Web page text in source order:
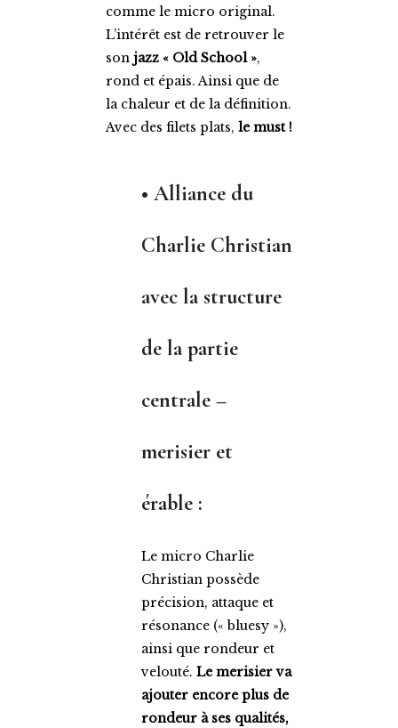
comme le micro original.
L’intérêt est de retrouver le
son jazz « Old School »,
rond et épais. Ainsi que de
la chaleur et de la définition.
Avec des filets plats, le must !
• Alliance du
Charlie Christian
avec la structure
de la partie
centrale –
merisier et
érable :
Le micro Charlie
Christian possède
précision, attaque et
résonance (« bluesy »),
ainsi que rondeur et
velouté. Le merisier va
ajouter encore plus de
rondeur à ses qualités,